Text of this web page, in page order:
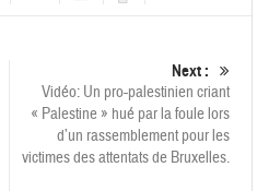
Next :
Vidéo: Un pro-palestinien criant
« Palestine » hué par la foule lors
d’un rassemblement pour les
victimes des attentats de Bruxelles.